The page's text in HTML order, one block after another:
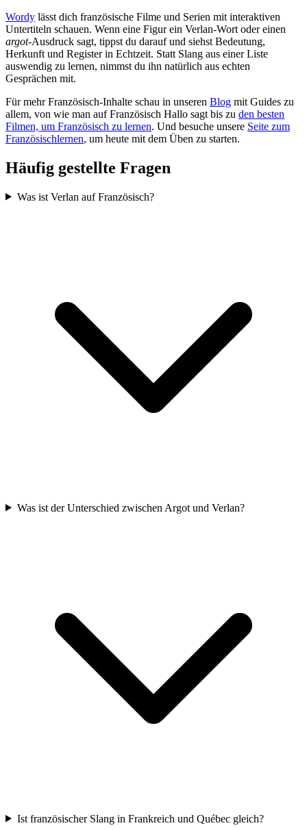
Wordy lässt dich französische Filme und Serien mit interaktiven
Untertiteln schauen. Wenn eine Figur ein Verlan-Wort oder einen
argot-Ausdruck sagt, tippst du darauf und siehst Bedeutung,
Herkunft und Register in Echtzeit. Statt Slang aus einer Liste
auswendig zu lernen, nimmst du ihn natürlich aus echten
Gesprächen mit.
Für mehr Französisch-Inhalte schau in unseren Blog mit Guides zu
allem, von wie man auf Französisch Hallo sagt bis zu den besten
Filmen, um Französisch zu lernen. Und besuche unsere Seite zum
Französischlernen, um heute mit dem Üben zu starten.
Häufig gestellte Fragen
Was ist Verlan auf Französisch?
Was ist der Unterschied zwischen Argot und Verlan?
Ist französischer Slang in Frankreich und Québec gleich?